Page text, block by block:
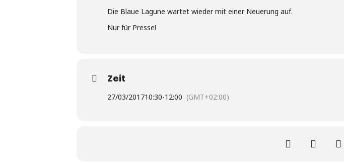
Die Blaue Lagune wartet wieder mit einer Neuerung auf.
Nur für Presse!
Zeit
27/03/201710:30-12:00 (GMT+02:00)